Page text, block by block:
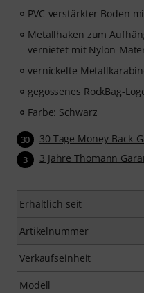
PVC-verstärkter Boden
Metallhaken zum
vernietet mit Nylon-
vernickelte
gegossenes RockBag-
Farbe: Schwarz
30 30 Tage Money-Back-
3 3 Jahre Thomann
Erhältlich seit
Artikelnummer
Verkaufseinheit
Modell